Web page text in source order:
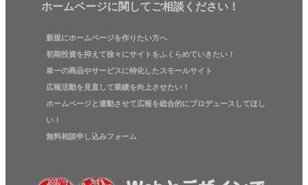
ホームページに関してご相談ください！
新規にホームページを作りたい方へ
初期投資を抑えて徐々にサイトをふくらめていきたい！
単一の商品やサービスに特化したスモールサイト
広報活動を見直して業績を向上させたい！
ホームページと連動させて広報を総合的にプロデュースしてほし
い！
無料相談申し込みフォーム